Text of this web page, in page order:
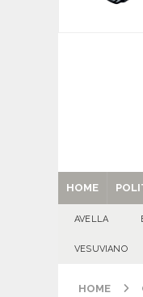
HOME
AVELLA
VESUVIANO
HOME